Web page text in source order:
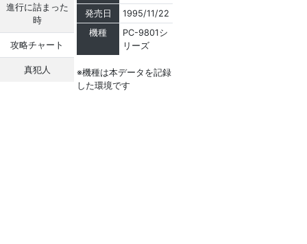
進行に詰まった
時
攻略チャート
真犯人
発売日
1995/11/22
機種
PC-9801シ
リーズ
※機種は本データを記録
した環境です